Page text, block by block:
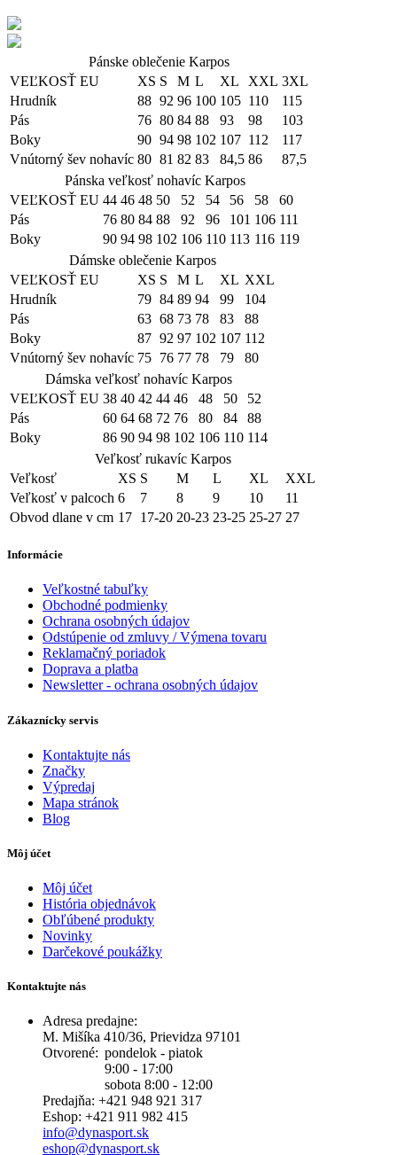
Pánske oblečenie Karpos
VEĽKOSŤ EU
XS S M L XL XXL 3XL
Hrudník
88 92 96 100 105 110
115
Pás
76 80 84 88 93 98
103
Boky
90 94 98 102 107 112
117
Vnútorný šev nohavíc 80 81 82 83 84,5 86
87,5
Pánska veľkosť nohavíc Karpos
VEĽKOSŤ EU 44 46 48 50 52 54 56 58
60
Pás
76 80 84 88 92 96 101 106 111
Boky
90 94 98 102 106 110 113 116 119
Dámske oblečenie Karpos
VEĽKOSŤ EU
XS S M L XL XXL
Hrudník
79 84 89 94 99
104
Pás
63 68 73 78 83
88
Boky
87 92 97 102 107 112
Vnútorný šev nohavíc 75 76 77 78 79
80
Dámska veľkosť nohavíc Karpos
VEĽKOSŤ EU 38 40 42 44 46 48 50
52
Pás
60 64 68 72 76 80 84
88
Boky
86 90 94 98 102 106 110 114
Veľkosť rukavíc Karpos
Veľkosť
XS S M L XL
XXL
Veľkosť v palcoch 6 7 8 9 10
11
Obvod dlane v cm 17 17-20 20-23 23-25 25-27 27
Informácie
Veľkostné tabuľky
Obchodné podmienky
Ochrana osobných údajov
Odstúpenie od zmluvy / Výmena tovaru
Reklamačný poriadok
Doprava a platba
Newsletter - ochrana osobných údajov
Zákaznícky servis
Kontaktujte nás
Značky
Výpredaj
Mapa stránok
Blog
Môj účet
Môj účet
História objednávok
Obľúbené produkty
Novinky
Darčekové poukážky
Kontaktujte nás
Adresa predajne:
M. Mišíka 410/36, Prievidza 97101
Otvorené: pondelok - piatok
9:00 - 17:00
sobota 8:00 - 12:00
Predajňa: +421 948 921 317
Eshop: +421 911 982 415
info@dynasport.sk
eshop@dynasport.sk